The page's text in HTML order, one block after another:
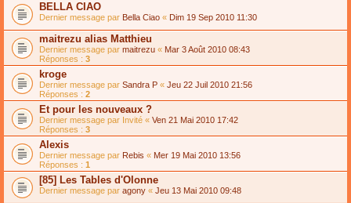
BELLA CIAO
Dernier message par Bella Ciao « Dim 19 Sep 2010 11:30
maitrezu alias Matthieu
Dernier message par maitrezu « Mar 3 Août 2010 08:43
Réponses : 3
kroge
Dernier message par Sandra P « Jeu 22 Juil 2010 21:56
Réponses : 2
Et pour les nouveaux ?
Dernier message par Invité « Ven 21 Mai 2010 17:42
Réponses : 3
Alexis
Dernier message par Rebis « Mer 19 Mai 2010 13:56
Réponses : 1
[85] Les Tables d'Olonne
Dernier message par agony « Jeu 13 Mai 2010 09:48